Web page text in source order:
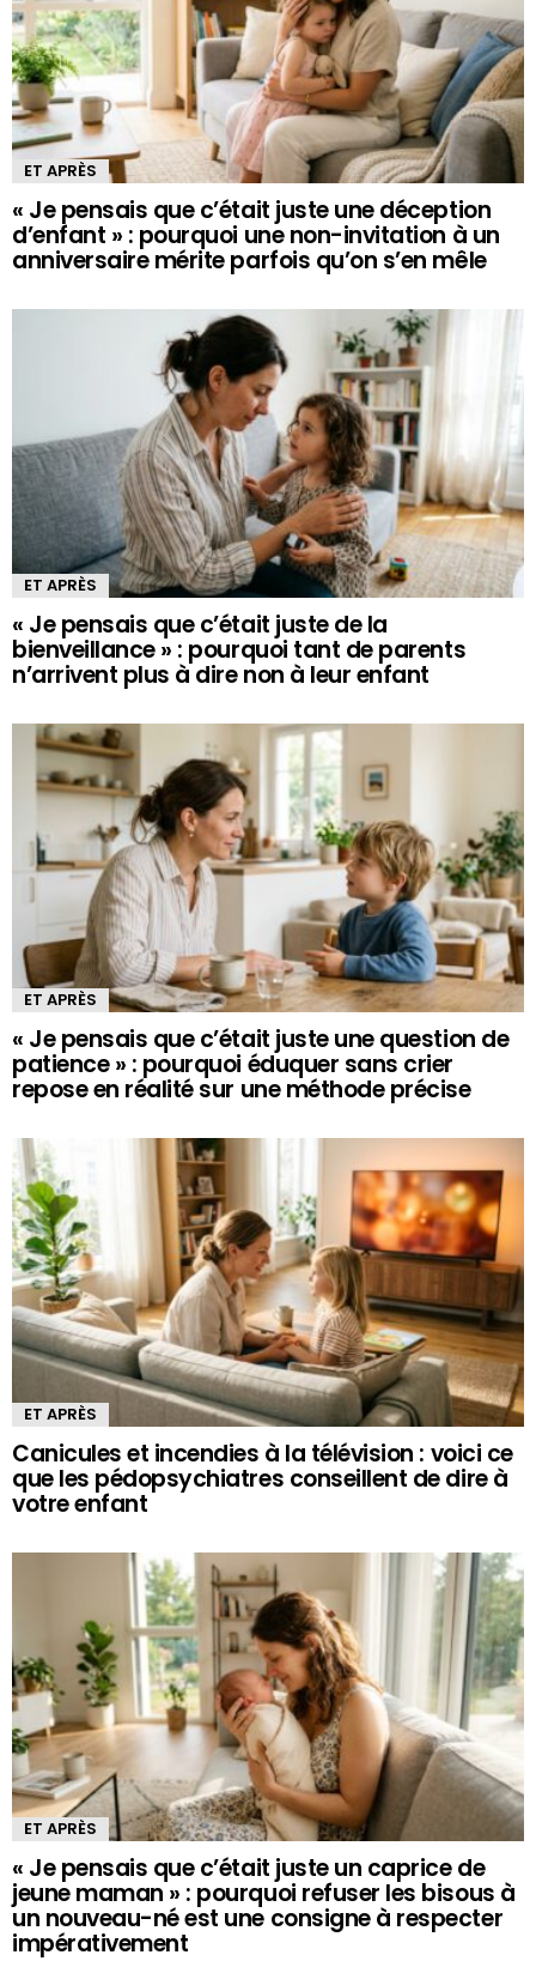
ET APRÈS
« Je pensais que c’était juste une déception
d’enfant » : pourquoi une non-invitation à un
anniversaire mérite parfois qu’on s’en mêle
ET APRÈS
« Je pensais que c’était juste de la
bienveillance » : pourquoi tant de parents
n’arrivent plus à dire non à leur enfant
ET APRÈS
« Je pensais que c’était juste une question de
patience » : pourquoi éduquer sans crier
repose en réalité sur une méthode précise
ET APRÈS
Canicules et incendies à la télévision : voici ce
que les pédopsychiatres conseillent de dire à
votre enfant
ET APRÈS
« Je pensais que c’était juste un caprice de
jeune maman » : pourquoi refuser les bisous à
un nouveau-né est une consigne à respecter
impérativement